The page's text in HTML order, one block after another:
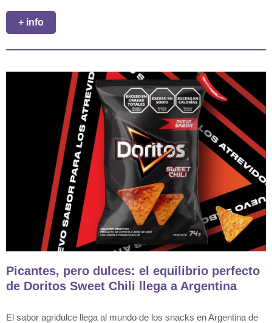
+ info
Picantes, pero dulces: el equilibrio perfecto
de Doritos Sweet Chili llega a Argentina
El sabor agridulce llega al mundo de los snacks en Argentina de